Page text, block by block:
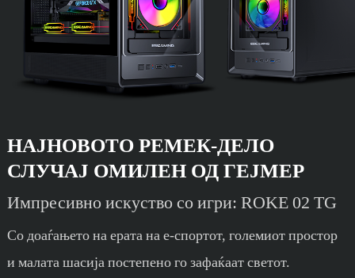
НАЈНОВОТО РЕМЕК-ДЕЛО
СЛУЧАЈ ОМИЛЕН ОД ГЕЈМЕР
Импресивно искуство со игри: ROKE 02 TG
Со доаѓањето на ерата на е-спортот, големиот простор
и малата шасија постепено го зафаќаат светот.